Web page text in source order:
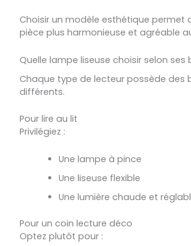
Choisir un modèle esthétique permet
pièce plus harmonieuse et agréable
Quelle lampe liseuse choisir selon ses
Chaque type de lecteur possède des
différents.
Pour lire au lit
Privilégiez :
Une lampe à pince
Une liseuse flexible
Une lumière chaude et
Pour un coin lecture déco
Optez plutôt pour :